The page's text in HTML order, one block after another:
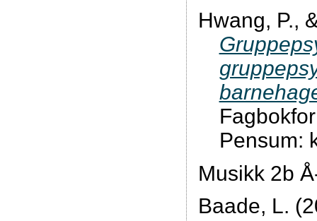
Hwang, P.,
Pensum:
Musikk 2b
Baade, L.